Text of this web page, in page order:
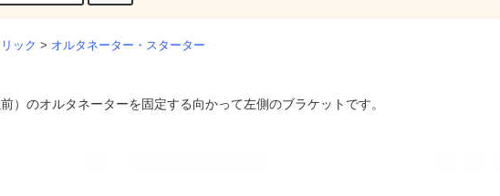
ック > オルタネーター・スターター
）のオルタネーターを固定する向かって左側のブラケットです。